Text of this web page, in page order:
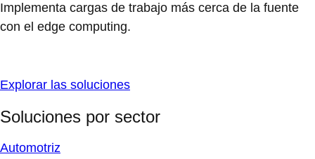
Implementa cargas de trabajo más cerca de la fuente
con el edge computing.
Explorar las soluciones
Soluciones por sector
Automotriz